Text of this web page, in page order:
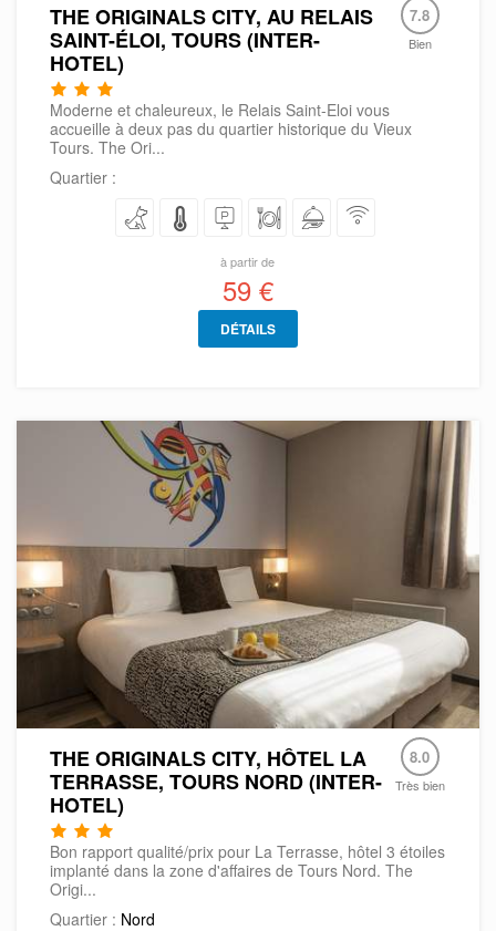
THE ORIGINALS CITY, AU RELAIS
SAINT-ÉLOI, TOURS (INTER-
HOTEL)
7.8
Bien
Moderne et chaleureux, le Relais Saint-Eloi vous
accueille à deux pas du quartier historique du Vieux
Tours. The Ori...
Quartier :
à partir de
59 €
DÉTAILS
THE ORIGINALS CITY, HÔTEL LA
TERRASSE, TOURS NORD (INTER-
HOTEL)
8.0
Très bien
Bon rapport qualité/prix pour La Terrasse, hôtel 3 étoiles
implanté dans la zone d'affaires de Tours Nord. The
Origi...
Quartier : Nord